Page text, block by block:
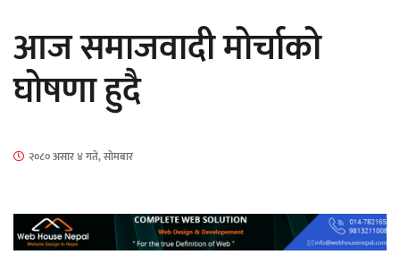
नियन्त्रणमा
आज समाजवादी मोर्चाको
घोषणा हुदै
२०८० असार ४ गते, सोमबार